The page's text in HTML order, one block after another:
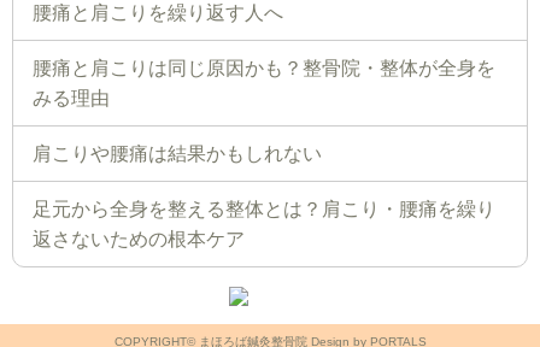
腰痛と肩こりを繰り返す人へ
腰痛と肩こりは同じ原因かも？整骨院・整体が全身を
みる理由
肩こりや腰痛は結果かもしれない
足元から全身を整える整体とは？肩こり・腰痛を繰り
返さないための根本ケア
COPYRIGHT© まほろば鍼灸整骨院 Design by PORTALS